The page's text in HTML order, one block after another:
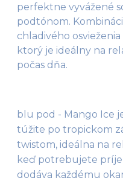
perfektne vyvážené
podtónom.
chladivého
ktorý je ideálny na
počas dňa.
blu pod - Mango Ice
túžite po tropickom
twistom, ideálna na
keď potrebujete
dodáva každému